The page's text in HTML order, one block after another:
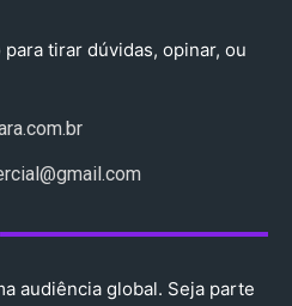
tirar dúvidas, opinar, ou
audiência global. Seja parte